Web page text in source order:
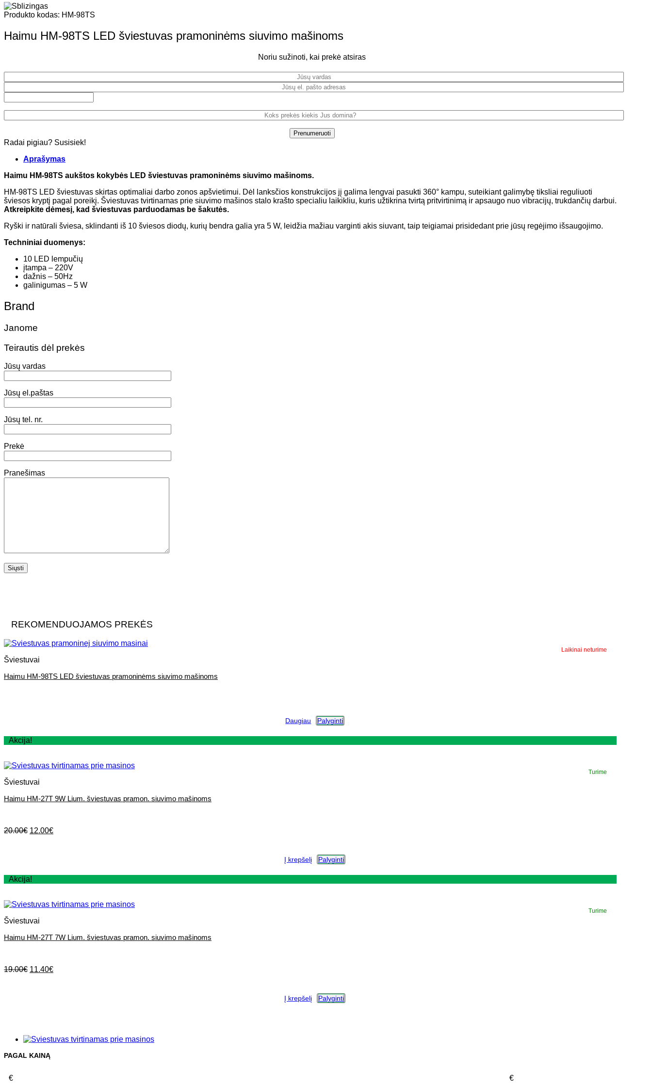
Produkto kodas: HM-98TS
Haimu HM-98TS LED šviestuvas pramoninėms siuvimo mašinoms
Noriu sužinoti, kai prekė atsiras
Prenumeruoti
Radai pigiau? Susisiek!
Aprašymas
Haimu HM-98TS aukštos kokybės LED šviestuvas pramoninėms siuvimo mašinoms.
HM-98TS LED šviestuvas skirtas optimaliai darbo zonos apšvietimui. Dėl lanksčios konstrukcijos jį galima lengvai pasukti 360° kampu, suteikiant galimybę tiksliai reguliuoti
šviesos kryptį pagal poreikį. Šviestuvas tvirtinamas prie siuvimo mašinos stalo krašto specialiu laikikliu, kuris užtikrina tvirtą pritvirtinimą ir apsaugo nuo vibracijų, trukdančių darbui.
Atkreipkite dėmesį, kad šviestuvas parduodamas be šakutės.
Ryški ir natūrali šviesa, sklindanti iš 10 šviesos diodų, kurių bendra galia yra 5 W, leidžia mažiau varginti akis siuvant, taip teigiamai prisidedant prie jūsų regėjimo išsaugojimo.
Techniniai duomenys:
10 LED lempučių
įtampa – 220V
dažnis – 50Hz
galinigumas – 5 W
Brand
Janome
Teirautis dėl prekės
Jūsų vardas
Jūsų el.paštas
Jūsų tel. nr.
Prekė
Pranešimas
REKOMENDUOJAMOS PREKĖS
Laikinai neturime
Šviestuvai
Haimu HM-98TS LED šviestuvas pramoninėms siuvimo mašinoms
Daugiau Palyginti
Akcija!
Turime
Šviestuvai
Haimu HM-27T 9W Lium. šviestuvas pramon. siuvimo mašinoms
20.00€ Original
12.00€Current
Į krepšelį Palyginti
Akcija!
Turime
Šviestuvai
Haimu HM-27T 7W Lium. šviestuvas pramon. siuvimo mašinoms
19.00€ Original
11.40€Current
Į krepšelį Palyginti
PAGAL KAINĄ
€ €